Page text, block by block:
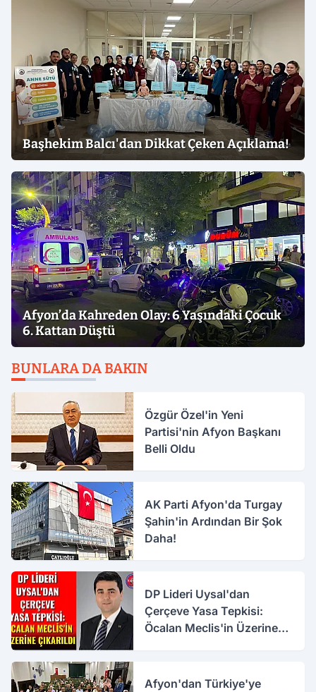
Başhekim Balcı'dan Dikkat Çeken Açıklama!
Afyon’da Kahreden Olay: 6 Yaşındaki Çocuk
6. Kattan Düştü
BUNLARA DA BAKIN
Özgür Özel'in Yeni
Partisi'nin Afyon Başkanı
Belli Oldu
AK Parti Afyon'da Turgay
Şahin'in Ardından Bir Şok
Daha!
DP Lideri Uysal'dan
Çerçeve Yasa Tepkisi:
Öcalan Meclis'in Üzerine
Afyon'dan Türkiye'ye